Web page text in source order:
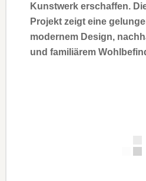
Kunstwerk erschaffen.
Projekt zeigt eine
modernem Design,
und familiärem